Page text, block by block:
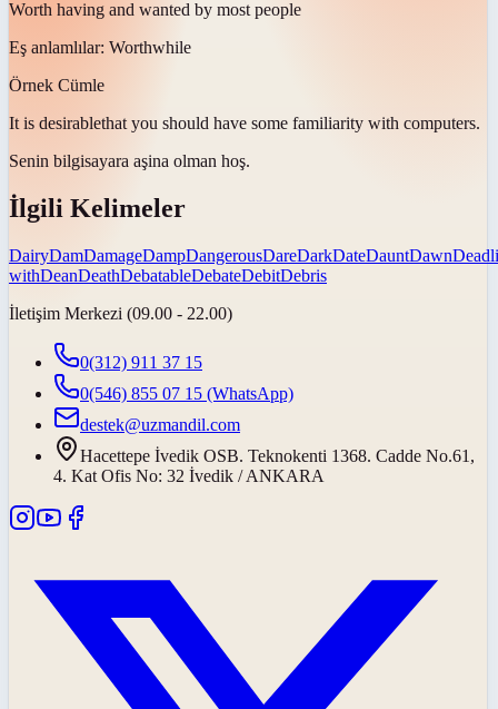
Worth having and wanted by most people
Eş anlamlılar: Worthwhile
Örnek Cümle
It is desirablethat you should have some familiarity with computers.
Senin bilgisayara aşina olman hoş.
İlgili Kelimeler
DairyDamDamageDampDangerousDareDarkDateDauntDawn
withDeanDeathDebatableDebateDebitDebris
İletişim Merkezi (09.00 - 22.00)
0(312) 911 37 15
0(546) 855 07 15 (WhatsApp)
destek@uzmandil.com
Hacettepe İvedik OSB. Teknokenti 1368. Cadde No.61,
4. Kat Ofis No: 32 İvedik / ANKARA